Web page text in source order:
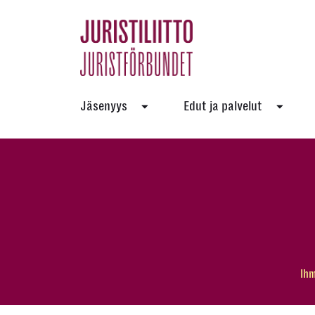
Jäsenyys Edut ja palvelut